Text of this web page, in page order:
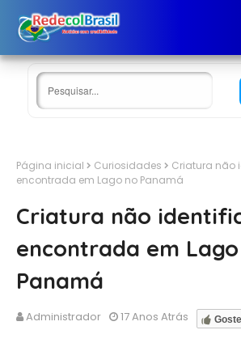
Página inicial Curiosidades
Criatura não
encontrada em Lago no Panamá
Criatura não
encontrada em
Panamá
Administrador 17 Anos Atrás